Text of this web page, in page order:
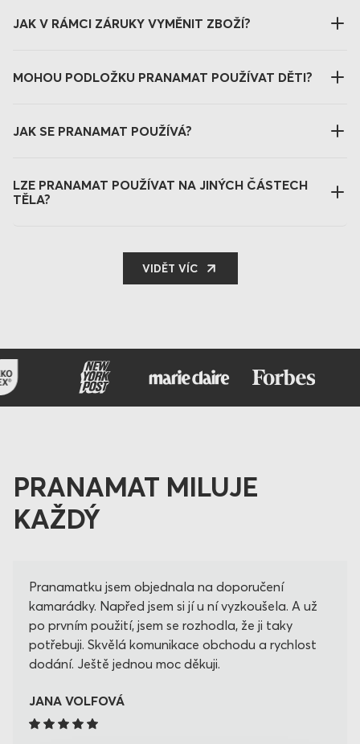
JAK V RÁMCI ZÁRUKY VYMĚNIT ZBOŽÍ?
MOHOU PODLOŽKU PRANAMAT POUŽÍVAT DĚTI?
JAK SE PRANAMAT POUŽÍVÁ?
LZE PRANAMAT POUŽÍVAT NA JINÝCH ČÁSTECH
TĚLA?
VIDĚT VÍC
PRANAMAT MILUJE
KAŽDÝ
Pranamatku jsem objednala na doporučení
kamarádky. Napřed jsem si jí u ní vyzkoušela. A už
po prvním použití, jsem se rozhodla, že ji taky
potřebuji. Skvělá komunikace obchodu a rychlost
dodání. Ještě jednou moc děkuji.
JANA VOLFOVÁ